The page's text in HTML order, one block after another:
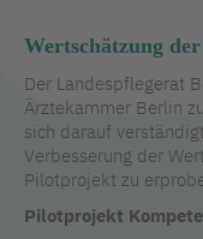
Wertschätzung
Der Landespflegerat
Ärztekammer Berlin
sich darauf
Verbesserung der
Pilotprojekt zu
Pilotprojekt